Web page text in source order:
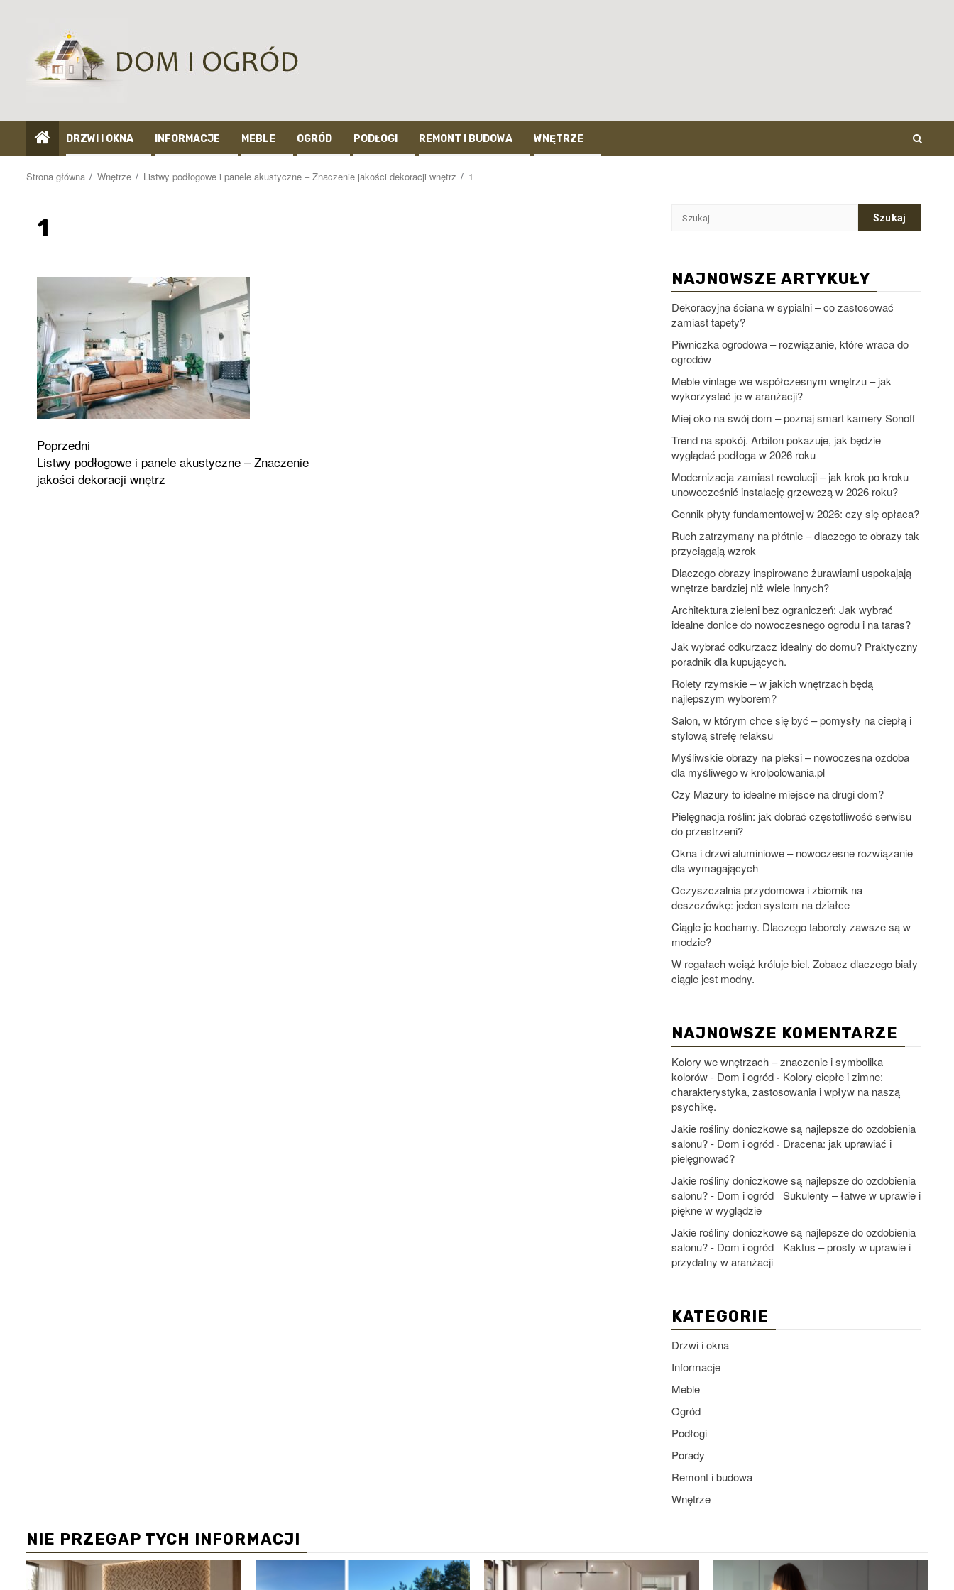
DRZWI I OKNA INFORMACJE MEBLE OGRÓD PODŁOGI REMONT I BUDOWA WNĘTRZE
Strona główna Wnętrze Listwy podłogowe i panele akustyczne – Znaczenie jakości dekoracji wnętrz 1
1
Zobacz
wpisy
Poprzedni
Listwy podłogowe i panele akustyczne – Znaczenie
jakości dekoracji wnętrz
Szukaj:
NAJNOWSZE ARTYKUŁY
Dekoracyjna ściana w sypialni – co zastosować
zamiast tapety?
Piwniczka ogrodowa – rozwiązanie, które wraca do
ogrodów
Meble vintage we współczesnym wnętrzu – jak
wykorzystać je w aranżacji?
Miej oko na swój dom – poznaj smart kamery Sonoff
Trend na spokój. Arbiton pokazuje, jak będzie
wyglądać podłoga w 2026 roku
Modernizacja zamiast rewolucji – jak krok po kroku
unowocześnić instalację grzewczą w 2026 roku?
Cennik płyty fundamentowej w 2026: czy się opłaca?
Ruch zatrzymany na płótnie – dlaczego te obrazy tak
przyciągają wzrok
Dlaczego obrazy inspirowane żurawiami uspokajają
wnętrze bardziej niż wiele innych?
Architektura zieleni bez ograniczeń: Jak wybrać
idealne donice do nowoczesnego ogrodu i na taras?
Jak wybrać odkurzacz idealny do domu? Praktyczny
poradnik dla kupujących.
Rolety rzymskie – w jakich wnętrzach będą
najlepszym wyborem?
Salon, w którym chce się być – pomysły na ciepłą i
stylową strefę relaksu
Myśliwskie obrazy na pleksi – nowoczesna ozdoba
dla myśliwego w krolpolowania.pl
Czy Mazury to idealne miejsce na drugi dom?
Pielęgnacja roślin: jak dobrać częstotliwość serwisu
do przestrzeni?
Okna i drzwi aluminiowe – nowoczesne rozwiązanie
dla wymagających
Oczyszczalnia przydomowa i zbiornik na
deszczówkę: jeden system na działce
Ciągle je kochamy. Dlaczego taborety zawsze są w
modzie?
W regałach wciąż króluje biel. Zobacz dlaczego biały
ciągle jest modny.
NAJNOWSZE KOMENTARZE
Kolory we wnętrzach – znaczenie i symbolika
kolorów - Dom i ogród - Kolory ciepłe i zimne:
charakterystyka, zastosowania i wpływ na naszą
psychikę.
Jakie rośliny doniczkowe są najlepsze do ozdobienia
salonu? - Dom i ogród - Dracena: jak uprawiać i
pielęgnować?
Jakie rośliny doniczkowe są najlepsze do ozdobienia
salonu? - Dom i ogród - Sukulenty – łatwe w uprawie i
piękne w wyglądzie
Jakie rośliny doniczkowe są najlepsze do ozdobienia
salonu? - Dom i ogród - Kaktus – prosty w uprawie i
przydatny w aranżacji
KATEGORIE
Drzwi i okna
Informacje
Meble
Ogród
Podłogi
Porady
Remont i budowa
Wnętrze
NIE PRZEGAP TYCH INFORMACJI